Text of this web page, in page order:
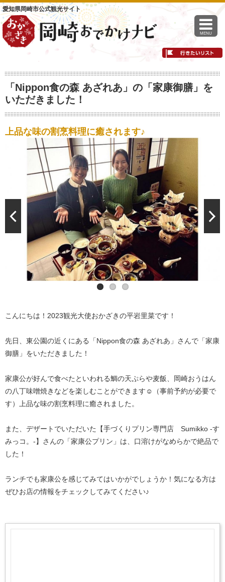
愛知県岡崎市公式観光サイト
MENU
「Nippon食の森 あざれあ」の「家康御膳」を
いただきました！
上品な味の割烹料理に癒されます♪
こんにちは！2023観光大使おかざきの平岩里菜です！
先日、東公園の近くにある「Nippon食の森 あざれあ」さんで「家康
御膳」をいただきました！
家康公が好んで食べたといわれる鯛の天ぷらや麦飯、岡崎おうはん
の八丁味噌焼きなどを楽しむことができます☺️（事前予約が必要で
す）上品な味の割烹料理に癒されました。
また、デザートでいただいた【手づくりプリン専門店 Sumikko -す
みっコ。-】さんの「家康公プリン」は、口溶けがなめらかで絶品で
した！
ランチでも家康公を感じてみてはいかがでしょうか！気になる方は
ぜひお店の情報をチェックしてみてください♪